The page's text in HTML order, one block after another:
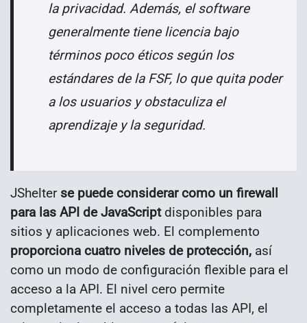
la privacidad. Además, el software
generalmente tiene licencia bajo
términos poco éticos según los
estándares de la FSF, lo que quita poder
a los usuarios y obstaculiza el
aprendizaje y la seguridad.
JShelter se puede considerar como un firewall
para las API de JavaScriptdisponibles para
sitios y aplicaciones web. El complemento
proporciona cuatro niveles de protección, así
como un modo de configuración flexible para el
acceso a la API. El nivel cero permite
completamente el acceso a todas las API, el